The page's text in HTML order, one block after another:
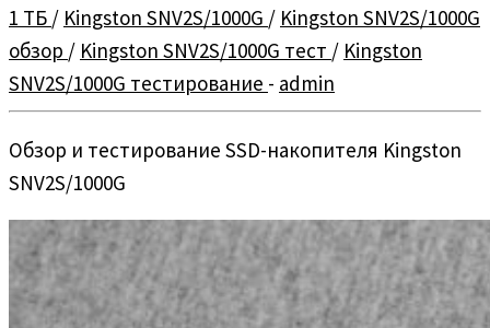
1 ТБ / Kingston SNV2S/1000G / Kingston SNV2S/1000G
обзор / Kingston SNV2S/1000G тест / Kingston
SNV2S/1000G тестирование - admin
Обзор и тестирование SSD-накопителя Kingston
SNV2S/1000G